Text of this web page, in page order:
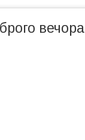
вечора